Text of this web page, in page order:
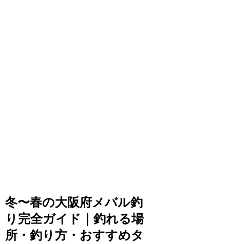
冬〜春の大阪府メバル釣
り完全ガイド｜釣れる場
所・釣り方・おすすめタ